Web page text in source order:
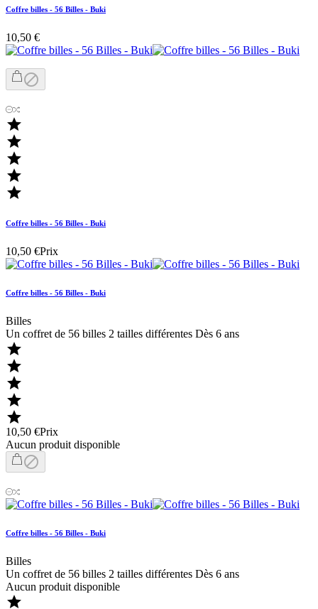
Coffre billes - 56 Billes - Buki
10,50 €






Coffre billes - 56 Billes - Buki
10,50 €Prix
Coffre billes - 56 Billes - Buki
Billes
Un coffret de 56 billes 2 tailles différentes Dès 6 ans





10,50 €Prix
Aucun produit disponible

Coffre billes - 56 Billes - Buki
Billes
Un coffret de 56 billes 2 tailles différentes Dès 6 ans
Aucun produit disponible
